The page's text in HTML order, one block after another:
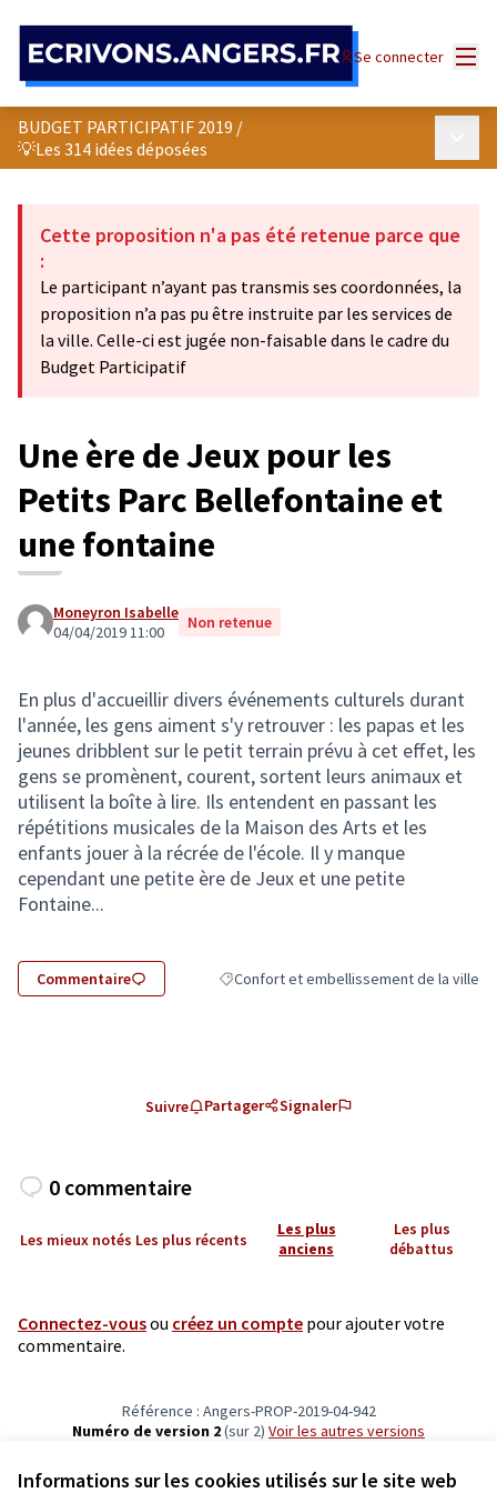
Informations sur les cookies utilisés sur le site web
Se connecter
BUDGET PARTICIPATIF 2019 /
💡Les 314 idées déposées
Cette proposition n'a pas été retenue parce que
:
Le participant n’ayant pas transmis ses coordonnées, la
proposition n’a pas pu être instruite par les services de
la ville. Celle-ci est jugée non-faisable dans le cadre du
Budget Participatif
Une ère de Jeux pour les
Petits Parc Bellefontaine et
une fontaine
Moneyron Isabelle
04/04/2019 11:00
Non retenue
En plus d'accueillir divers événements culturels durant
l'année, les gens aiment s'y retrouver : les papas et les
jeunes dribblent sur le petit terrain prévu à cet effet, les
gens se promènent, courent, sortent leurs animaux et
utilisent la boîte à lire. Ils entendent en passant les
répétitions musicales de la Maison des Arts et les
enfants jouer à la récrée de l'école. Il y manque
cependant une petite ère de Jeux et une petite
Fontaine...
Commentaire Filtrer les résultats de la catégorie :
Confort et embellissement de la ville
Suivre Partager Signaler
0 commentaire
Les mieux notés Les plus récents
Les plus
anciens
Les plus
débattus
Connectez-vousou créez un compte pour ajouter votre
commentaire.
Référence : Angers-PROP-2019-04-942
Numéro de version 2(sur 2)
voir les autres versions